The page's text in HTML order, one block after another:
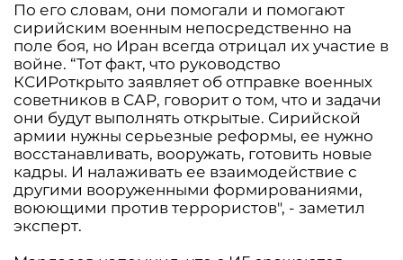
По его словам, они помогали и помогают
сирийским военным непосредственно на
поле боя, но Иран всегда отрицал их участие в
войне. “Тот факт, что руководство
КСИРоткрыто заявляет об отправке военных
советников в САР, говорит о том, что и задачи
они будут выполнять открытые. Сирийской
армии нужны серьезные реформы, ее нужно
восстанавливать, вооружать, готовить новые
кадры. И налаживать ее взаимодействие с
другими вооруженными формированиями,
воюющими против террористов", - заметил
эксперт.